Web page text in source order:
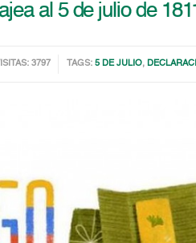
al 5 de julio de 1811
3797 TAGS:5 DE JULIO,